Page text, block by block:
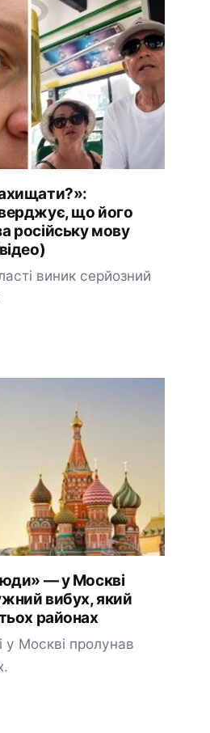
що його
російську мову
виник серйозний
— у Москві
вибух, який
районах
у Москві пролунав